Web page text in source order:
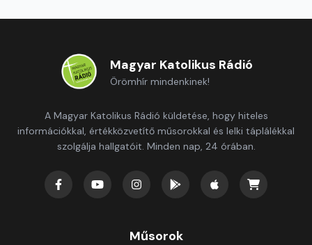
Magyar Katolikus Rádió
Örömhír mindenkinek!
A Magyar Katolikus Rádió küldetése, hogy hiteles
információkkal, értékközvetítő műsorokkal és lelki táplálékkal
szolgálja hallgatóit. Minden nap, 24 órában.
Műsorok